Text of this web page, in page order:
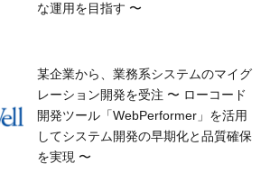
な運用を目指す 〜
某企業から、業務系システムのマイグ
レーション開発を受注 〜 ローコード
開発ツール「WebPerformer」を活用
してシステム開発の早期化と品質確保
を実現 〜